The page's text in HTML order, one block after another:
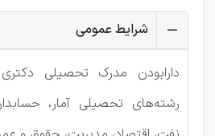
شرایط عمومی
دارابودن مدرک تحصیلی
رشته‌های تحصیلی آمار،